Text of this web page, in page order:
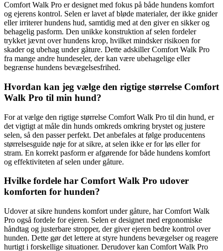
Comfort Walk Pro er designet med fokus på både hundens komfort
og ejerens kontrol. Selen er lavet af bløde materialer, der ikke gnider
eller irriterer hundens hud, samtidig med at den giver en sikker og
behagelig pasform. Den unikke konstruktion af selen fordeler
trykket jævnt over hundens krop, hvilket mindsker risikoen for
skader og ubehag under gåture. Dette adskiller Comfort Walk Pro
fra mange andre hundeseler, der kan være ubehagelige eller
begrænse hundens bevægelsesfrihed.
Hvordan kan jeg vælge den rigtige størrelse Comfort
Walk Pro til min hund?
For at vælge den rigtige størrelse Comfort Walk Pro til din hund, er
det vigtigt at måle din hunds omkreds omkring brystet og justere
selen, så den passer perfekt. Det anbefales at følge producentens
størrelsesguide nøje for at sikre, at selen ikke er for løs eller for
stram. En korrekt pasform er afgørende for både hundens komfort
og effektiviteten af selen under gåture.
Hvilke fordele har Comfort Walk Pro udover
komforten for hunden?
Udover at sikre hundens komfort under gåture, har Comfort Walk
Pro også fordele for ejeren. Selen er designet med ergonomiske
håndtag og justerbare stropper, der giver ejeren bedre kontrol over
hunden. Dette gør det lettere at styre hundens bevægelser og reagere
hurtigt i forskellige situationer. Derudover kan Comfort Walk Pro